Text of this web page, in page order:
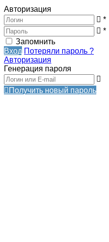
Авторизация
*
*
Запомнить
Вход Потеряли пароль ?
Авторизация
Генерация пароля
Получить новый пароль